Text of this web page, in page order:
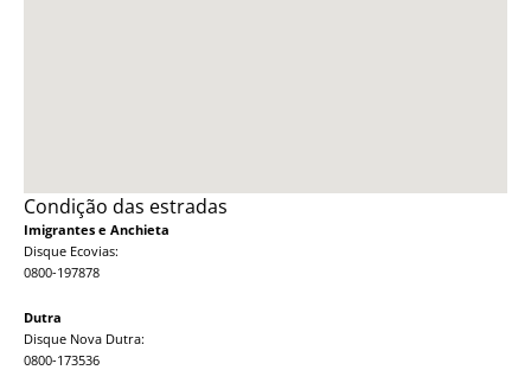
Condição das estradas
Imigrantes e Anchieta
Disque Ecovias:
0800-197878
Dutra
Disque Nova Dutra:
0800-173536